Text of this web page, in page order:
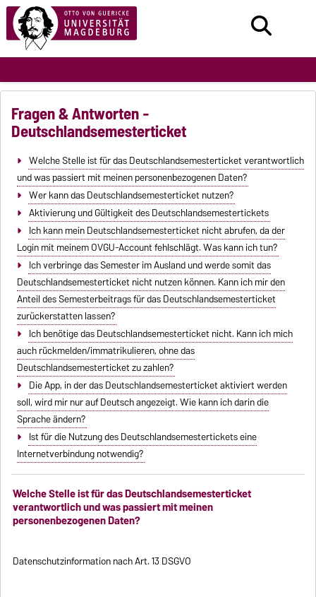
Fragen & Antworten -
Deutschlandsemesterticket
Welche Stelle ist für das Deutschlandsemesterticket verantwortlich
und was passiert mit meinen personenbezogenen Daten?
Wer kann das Deutschlandsemesterticket nutzen?
Aktivierung und Gültigkeit des Deutschlandsemestertickets
Ich kann mein Deutschlandsemesterticket nicht abrufen, da der
Login mit meinem OVGU-Account fehlschlägt. Was kann ich tun?
Ich verbringe das Semester im Ausland und werde somit das
Deutschlandsemesterticket nicht nutzen können. Kann ich mir den
Anteil des Semesterbeitrags für das Deutschlandsemesterticket
zurückerstatten lassen?
Ich benötige das Deutschlandsemesterticket nicht. Kann ich mich
auch rückmelden/immatrikulieren, ohne das
Deutschlandsemesterticket zu zahlen?
Die App, in der das Deutschlandsemesterticket aktiviert werden
soll, wird mir nur auf Deutsch angezeigt. Wie kann ich darin die
Sprache ändern?
Ist für die Nutzung des Deutschlandsemestertickets eine
Internetverbindung notwendig?
Welche Stelle ist für das Deutschlandsemesterticket
verantwortlich und was passiert mit meinen
personenbezogenen Daten?
Datenschutzinformation nach Art. 13 DSGVO